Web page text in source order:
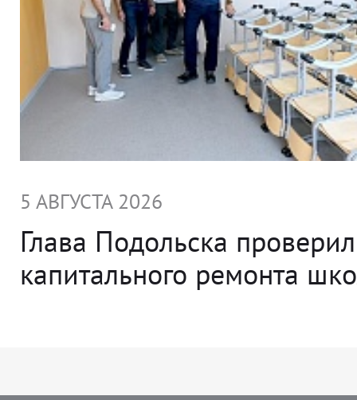
5 АВГУСТА 2026
Глава Подольска
капитального ремонта